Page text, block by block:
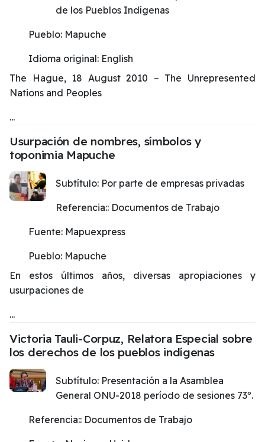
de los Pueblos Indígenas
Pueblo: Mapuche
Idioma original: English
The Hague, 18 August 2010 – The Unrepresented
Nations and Peoples
...
Usurpación de nombres, símbolos y
toponimia Mapuche
Subtítulo: Por parte de empresas privadas
Referencia:: Documentos de Trabajo
Fuente: Mapuexpress
Pueblo: Mapuche
En estos últimos años, diversas apropiaciones y
usurpaciones de
...
Victoria Tauli-Corpuz, Relatora Especial sobre
los derechos de los pueblos indígenas
Subtítulo: Presentación a la Asamblea
General ONU-2018 período de sesiones 73º.
Referencia:: Documentos de Trabajo